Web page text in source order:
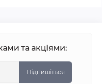
та акціями:
Підпишіться